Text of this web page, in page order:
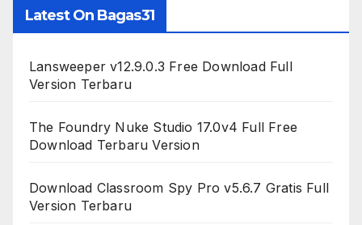
Latest On Bagas31
Lansweeper v12.9.0.3 Free Download Full
Version Terbaru
The Foundry Nuke Studio 17.0v4 Full Free
Download Terbaru Version
Download Classroom Spy Pro v5.6.7 Gratis Full
Version Terbaru